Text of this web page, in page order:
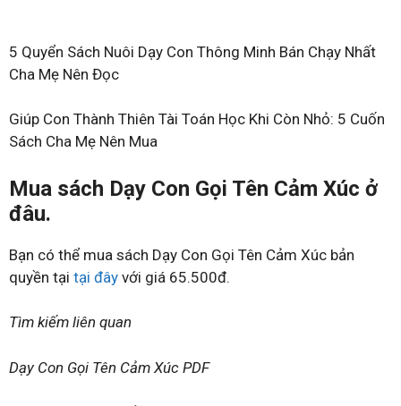
5 Quyển Sách Nuôi Dạy Con Thông Minh Bán Chạy Nhất
Cha Mẹ Nên Đọc
Giúp Con Thành Thiên Tài Toán Học Khi Còn Nhỏ: 5 Cuốn
Sách Cha Mẹ Nên Mua
Mua sách Dạy Con Gọi Tên Cảm Xúc ở
đâu.
Bạn có thể mua sách Dạy Con Gọi Tên Cảm Xúc bản
quyền tại tại đây với giá 65.500đ.
Tìm kiếm liên quan
Dạy Con Gọi Tên Cảm Xúc PDF